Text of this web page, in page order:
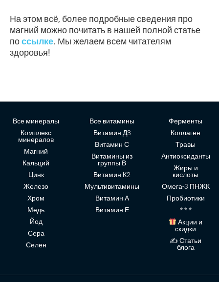
На этом всё, более подробные сведения про
магний можно почитать в нашей полной статье
поссылке. Мы желаем всем читателям
здоровья!
Все минералы
Комплекс
минералов
Магний
Кальций
Цинк
Железо
Хром
Медь
Йод
Сера
Селен
Все витамины
Витамин Д3
Витамин С
Витамины из
группы В
Витамин К2
Мультивитамины
Витамин А
Витамин Е
Ферменты
Коллаген
Травы
Антиоксиданты
Жиры и
кислоты
Омега-3 ПНЖК
Пробиотики
* * *
Акции и
скидки
✍ Статьи
блога